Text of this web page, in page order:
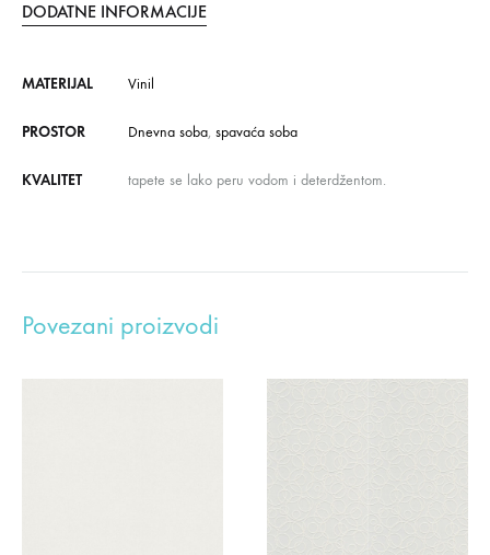
DODATNE INFORMACIJE
MATERIJAL Vinil
PROSTOR Dnevna soba, spavaća soba
KVALITET tapete se lako peru vodom i deterdžentom.
Povezani proizvodi